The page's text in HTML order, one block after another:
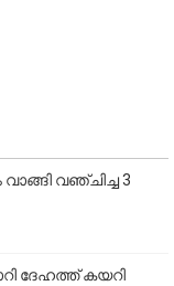
വഞ്ചിച്ച 3
ദേഹത്ത് കയറി